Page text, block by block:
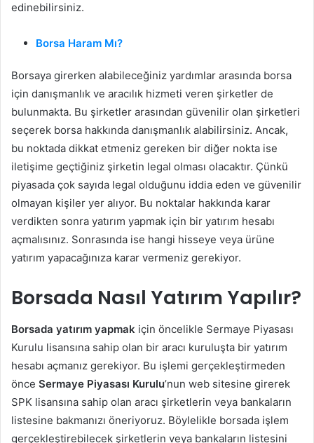
edinebilirsiniz.
Borsa Haram Mı?
Borsaya girerken alabileceğiniz yardımlar arasında borsa
için danışmanlık ve aracılık hizmeti veren şirketler de
bulunmakta. Bu şirketler arasından güvenilir olan şirketleri
seçerek borsa hakkında danışmanlık alabilirsiniz. Ancak,
bu noktada dikkat etmeniz gereken bir diğer nokta ise
iletişime geçtiğiniz şirketin legal olması olacaktır. Çünkü
piyasada çok sayıda legal olduğunu iddia eden ve güvenilir
olmayan kişiler yer alıyor. Bu noktalar hakkında karar
verdikten sonra yatırım yapmak için bir yatırım hesabı
açmalısınız. Sonrasında ise hangi hisseye veya ürüne
yatırım yapacağınıza karar vermeniz gerekiyor.
Borsada Nasıl Yatırım Yapılır?
Borsada yatırım yapmak için öncelikle Sermaye Piyasası
Kurulu lisansına sahip olan bir aracı kuruluşta bir yatırım
hesabı açmanız gerekiyor. Bu işlemi gerçekleştirmeden
önce Sermaye Piyasası Kurulu’nun web sitesine girerek
SPK lisansına sahip olan aracı şirketlerin veya bankaların
listesine bakmanızı öneriyoruz. Böylelikle borsada işlem
gerçekleştirebilecek şirketlerin veya bankaların listesini